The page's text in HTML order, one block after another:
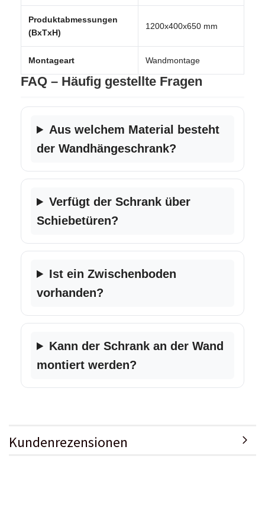
Produktabmessungen
(BxTxH)
1200x400x650 mm
Montageart Wandmontage
FAQ – Häufig gestellte Fragen
Aus welchem Material besteht
der Wandhängeschrank?
Verfügt der Schrank über
Schiebetüren?
Ist ein Zwischenboden
vorhanden?
Kann der Schrank an der Wand
montiert werden?
Kundenrezensionen